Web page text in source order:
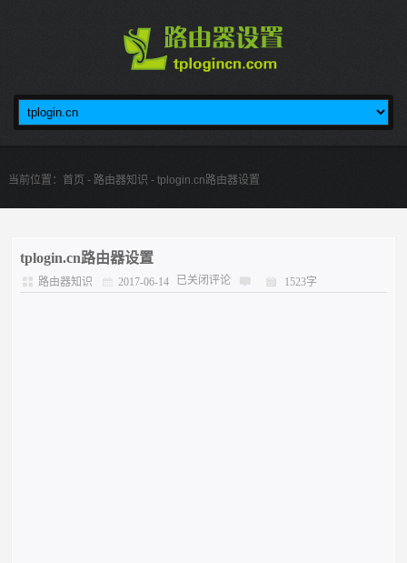
当前位置： 首页 - 路由器知识 - tplogin.cn路由器设置
tplogin.cn路由器设置
路由器知识 2017-06-14 已关闭评论 1523字